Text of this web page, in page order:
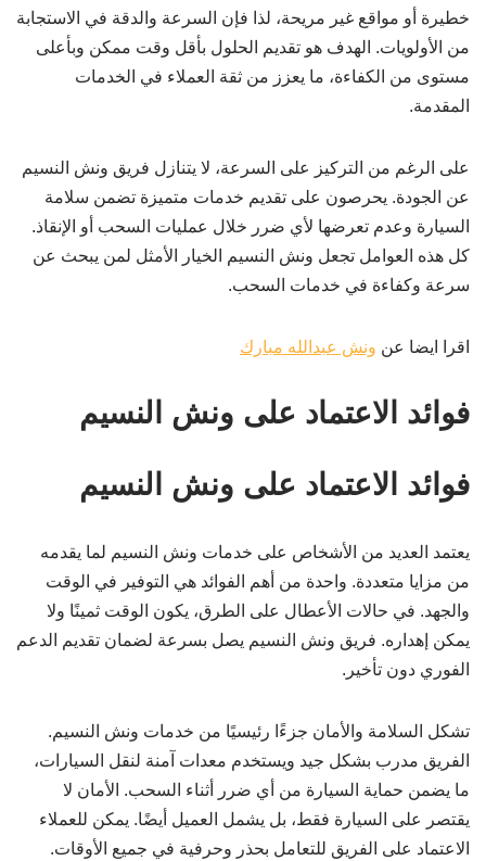
خطيرة أو مواقع غير مريحة، لذا فإن السرعة والدقة في الاستجابة
من الأولويات. الهدف هو تقديم الحلول بأقل وقت ممكن وبأعلى
مستوى من الكفاءة، ما يعزز من ثقة العملاء في الخدمات
المقدمة.
على الرغم من التركيز على السرعة، لا يتنازل فريق ونش النسيم
عن الجودة. يحرصون على تقديم خدمات متميزة تضمن سلامة
السيارة وعدم تعرضها لأي ضرر خلال عمليات السحب أو الإنقاذ.
كل هذه العوامل تجعل ونش النسيم الخيار الأمثل لمن يبحث عن
سرعة وكفاءة في خدمات السحب.
اقرا ايضا عن ونش عبدالله مبارك
فوائد الاعتماد على ونش النسيم
فوائد الاعتماد على ونش النسيم
يعتمد العديد من الأشخاص على خدمات ونش النسيم لما يقدمه
من مزايا متعددة. واحدة من أهم الفوائد هي التوفير في الوقت
والجهد. في حالات الأعطال على الطرق، يكون الوقت ثمينًا ولا
يمكن إهداره. فريق ونش النسيم يصل بسرعة لضمان تقديم الدعم
الفوري دون تأخير.
تشكل السلامة والأمان جزءًا رئيسيًا من خدمات ونش النسيم.
الفريق مدرب بشكل جيد ويستخدم معدات آمنة لنقل السيارات،
ما يضمن حماية السيارة من أي ضرر أثناء السحب. الأمان لا
يقتصر على السيارة فقط، بل يشمل العميل أيضًا. يمكن للعملاء
الاعتماد على الفريق للتعامل بحذر وحرفية في جميع الأوقات.